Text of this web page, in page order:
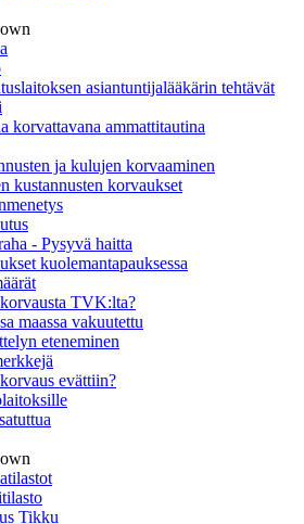
asiantuntijalääkärin tehtävät
korvattavana ammattitautina
ja kulujen korvaaminen
kustannusten korvaukset
- Pysyvä haitta
kuolemantapauksessa
TVK:lta?
maassa vakuutettu
eteneminen
evättiin?
Tikku